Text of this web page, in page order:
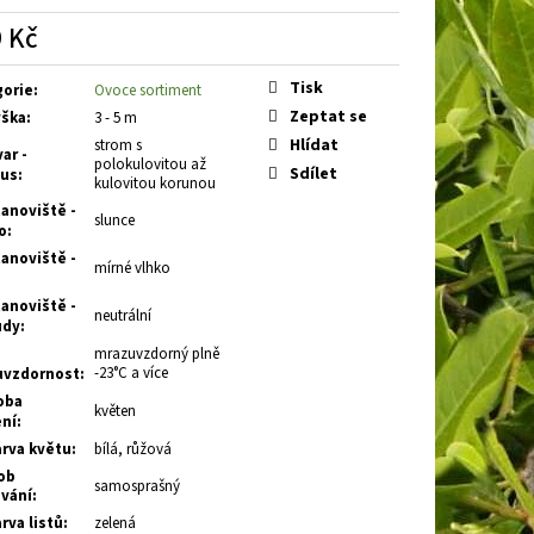
Kč
: Ovoce sortiment
: 3 - 5 m
-
:
strom s
polokulovitou až
kulovitou korunou
-
: slunce
-
mírné vlhko
-
: neutrální
:
mrazuvzdorný plně
-23°C a více
: květen
květu:
bílá, růžová
: samosprašný
listů: zelená
Tisk
Zeptat se
Hlídat
Sdílet